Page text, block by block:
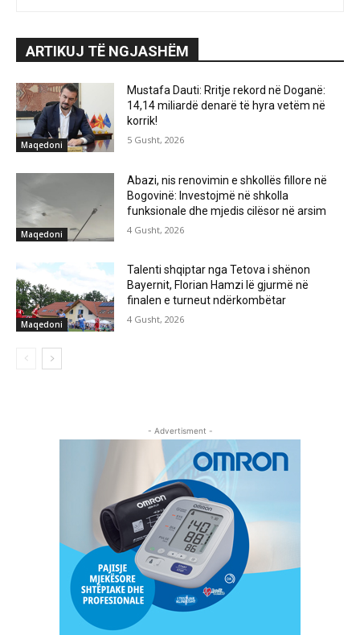
ARTIKUJ TË NGJASHËM
Maqedoni
Mustafa Dauti: Rritje rekord në Doganë:
14,14 miliardë denarë të hyra vetëm në
korrik!
5 Gusht, 2026
Maqedoni
Abazi, nis renovimin e shkollës fillore në
Bogovinë: Investojmë në shkolla
funksionale dhe mjedis cilësor në arsim
4 Gusht, 2026
Maqedoni
Talenti shqiptar nga Tetova i shënon
Bayernit, Florian Hamzi lë gjurmë në
finalen e turneut ndërkombëtar
4 Gusht, 2026
- Advertisment -